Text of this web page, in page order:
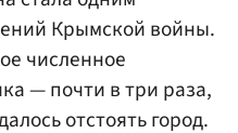
Крымской войны.
численное
— почти в три раза,
отстоять город.